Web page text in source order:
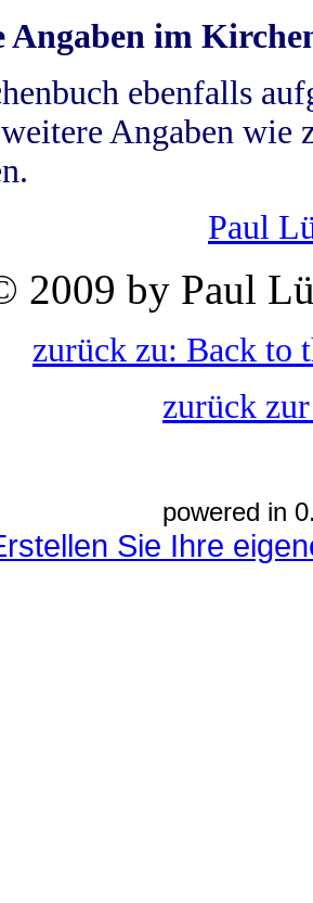
Angaben im
ebenfalls
Angaben wie
Paul
2009 by Paul
zurück zu: Back to
zurück
powered in
Sie Ihre